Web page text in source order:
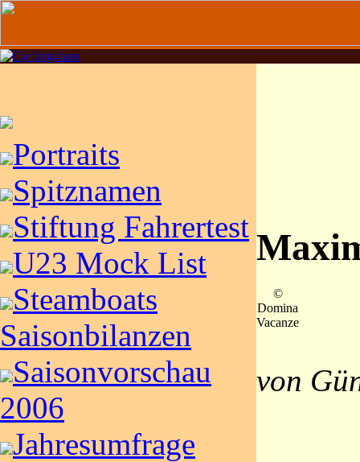
Portraits
Spitznamen
Stiftung Fahrertest
U23 Mock List
Steamboats
Saisonbilanzen
Saisonvorschau
2006
Jahresumfrage
©
Domina
Vacanze
von